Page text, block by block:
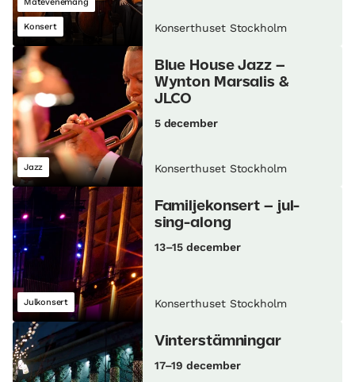
Konsert Konserthuset Stockholm
Jazz
Blue House Jazz –
Wynton Marsalis &
JLCO
5 december
Konserthuset Stockholm
Julkonsert
Familjekonsert – jul-
sing-along
13–15 december
Konserthuset Stockholm
Vinterstämningar
17–19 december